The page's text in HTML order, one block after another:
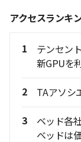
アクセスランキ
1
テンセン
新GPUを
2 TAアソシ
3
ベッド各
ベッドは